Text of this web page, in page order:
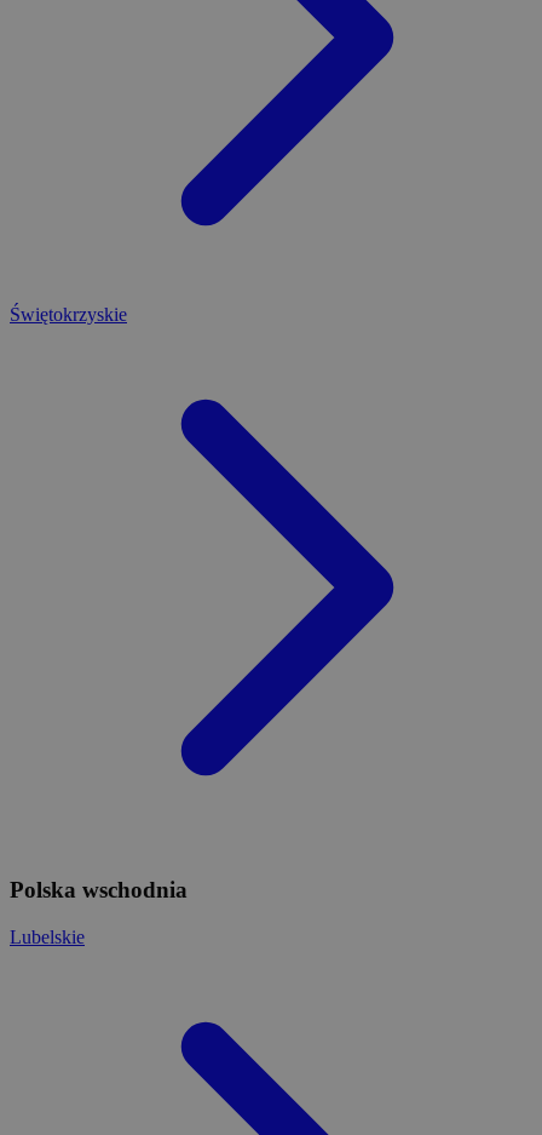
Świętokrzyskie
Polska wschodnia
Lubelskie